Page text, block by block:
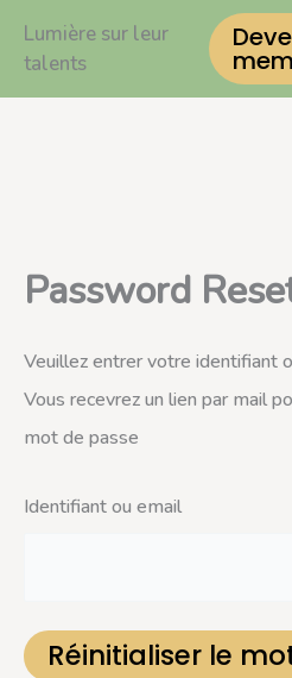
contenu
Lumière sur leur
talents
Password
Veuillez entrer votre identifiant
Vous recevrez un lien par mail
mot de passe
Identifiant ou email